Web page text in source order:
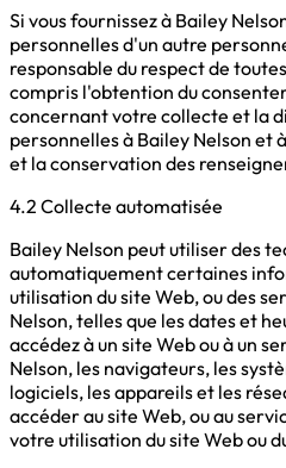
Si vous fournissez à Bailey
personnelles d'un autre
responsable du respect de
compris l'obtention du
concernant votre collecte et la
personnelles à Bailey Nelson et
et la conservation des
4.2 Collecte automatisée
Bailey Nelson peut utiliser des
automatiquement certaines
utilisation du site Web, ou des
Nelson, telles que les dates et
accédez à un site Web ou à un
Nelson, les navigateurs, les
logiciels, les appareils et les
accéder au site Web, ou au
votre utilisation du site Web ou